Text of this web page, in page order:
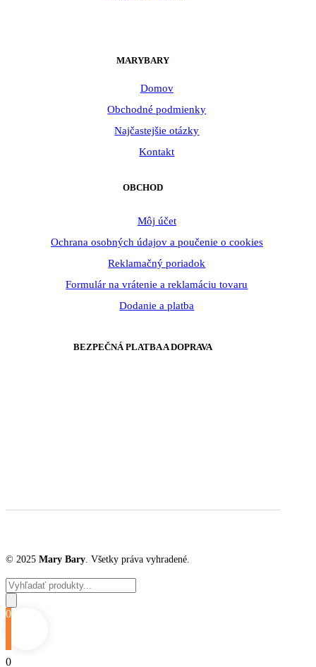
MARYBARY
Domov
Obchodné podmienky
Najčastejšie otázky
Kontakt
OBCHOD
Môj účet
Ochrana osobných údajov a poučenie o cookies
Reklamačný poriadok
Formulár na vrátenie a reklamáciu tovaru
Dodanie a platba
BEZPEČNÁ PLATBA A DOPRAVA
© 2025 Mary Bary. Všetky práva vyhradené.
Products
search
0
0